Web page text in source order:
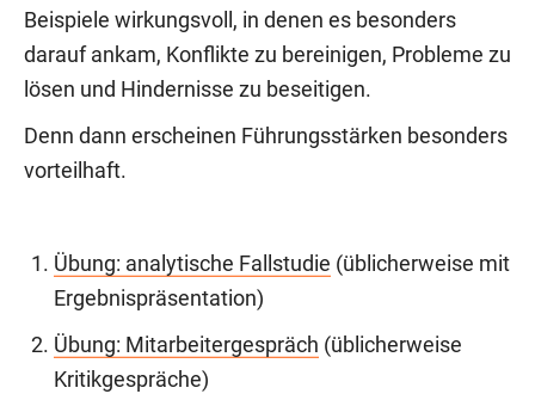
Beispiele wirkungsvoll, in denen es besonders
darauf ankam, Konflikte zu bereinigen, Probleme zu
lösen und Hindernisse zu beseitigen.
Denn dann erscheinen Führungsstärken besonders
vorteilhaft.
Übung: analytische Fallstudie (üblicherweise mit
Ergebnispräsentation)
Übung: Mitarbeitergespräch (üblicherweise
Kritikgespräche)